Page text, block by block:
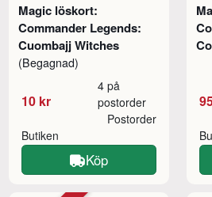
Magic löskort:
Commander Legends:
Cuombajj Witches
(Begagnad)
10 kr
4 på
postorder
Butiken
Postorder
Köp